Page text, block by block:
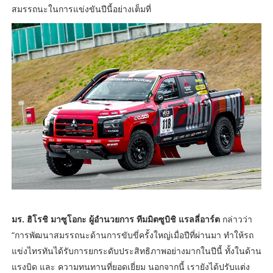
สมรรถนะในการแข่งขันปีนี้อย่างเต็มที่
มร. ฮิโรชิ มาซูโอกะ ผู้อำนวยการ ทีมมิตซูบิชิ แรลลี่อาร์ตกล่าวว่า
“การพัฒนาสมรรถนะด้านการขับขี่ครั้งใหญ่เมื่อปีที่ผ่านมา ทำให้รถ
แข่งไทรทันได้รับการยกระดับประสิทธิภาพอย่างมากในปีนี้ ทั้งในด้าน
แรงบิด และ ความทนทานที่ยอดเยี่ยม นอกจากนี้ เรายังได้ปรับแต่ง